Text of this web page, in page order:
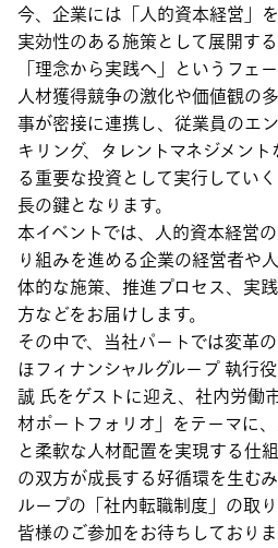
今、企業には「人的資本経営」
実効性のある施策として展開す
「理念から実践へ」というフェ
人材獲得競争の激化や価値観の
事が密接に連携し、従業員のエ
キリング、タレントマネジメン
る重要な投資として実行してい
長の鍵となります。
本イベントでは、人的資本経営
り組みを進める企業の経営者や
体的な施策、推進プロセス、実
方などをお届けします。
その中で、当社パートでは変革
ほフィナンシャルグループ 執行
誠 氏をゲストに迎え、社内労働
材ポートフォリオ」をテーマに
と柔軟な人材配置を実現する仕
の双方が成長する好循環を生む
ループの「社内転職制度」の取
皆様のご参加をお待ちしておりま